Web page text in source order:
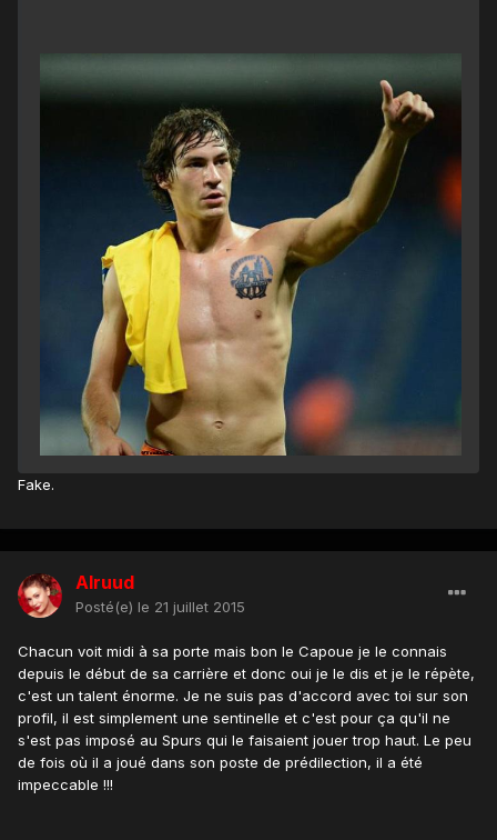
Fake.
Alruud
Posté(e) le 21 juillet 2015
Chacun voit midi à sa porte mais bon le Capoue je le connais
depuis le début de sa carrière et donc oui je le dis et je le répète,
c'est un talent énorme. Je ne suis pas d'accord avec toi sur son
profil, il est simplement une sentinelle et c'est pour ça qu'il ne
s'est pas imposé au Spurs qui le faisaient jouer trop haut. Le peu
de fois où il a joué dans son poste de prédilection, il a été
impeccable !!!